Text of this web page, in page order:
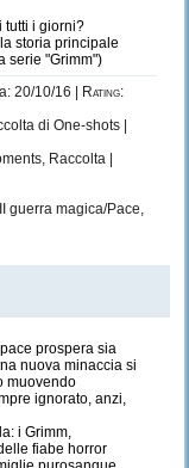
tutti i giorni?
storia principale
serie "Grimm")
20/10/16 |
Rating:
di One-shots |
Raccolta |
guerra magica/Pace,
prospera sia
nuova minaccia si
muovendo
ignorato, anzi,
i Grimm,
fiabe horror